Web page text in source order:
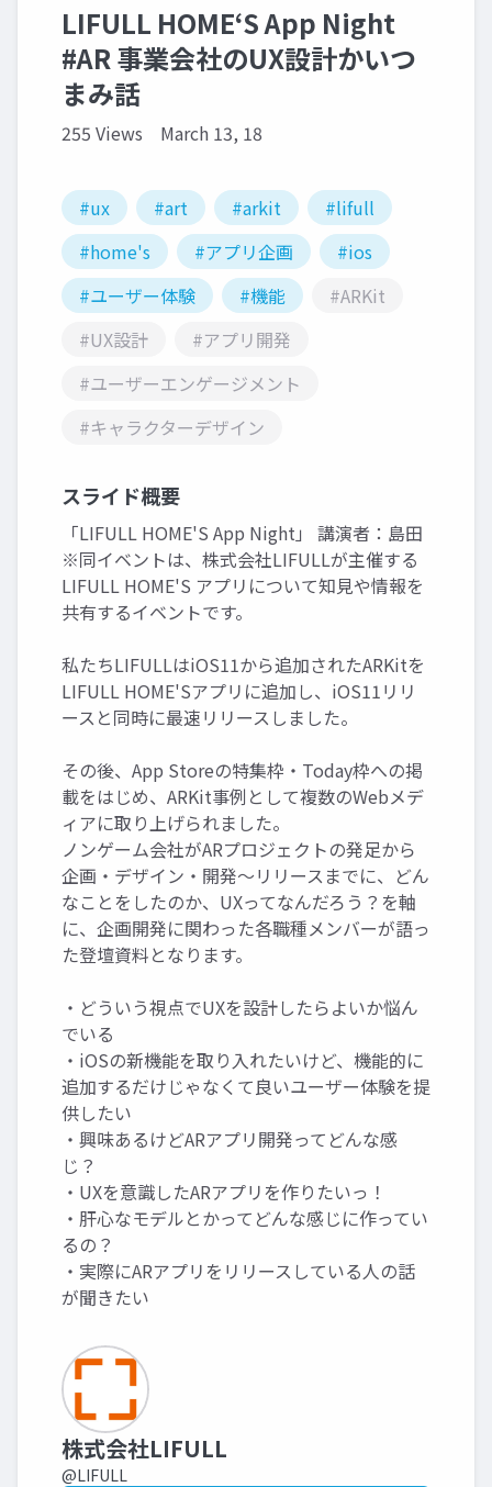
LIFULL HOME‘S App Night
#AR 事業会社のUX設計かいつ
まみ話
255 Views March 13, 18
#ux #art #arkit
#lifull
#home's
#アプリ企画
#ios
#ユーザー体験
#機能
#ARKit
#UX設計
#アプリ開発
#ユーザーエンゲージメント
#キャラクターデザイン
スライド概要
「LIFULL HOME'S App Night」 講演者：島田
※同イベントは、株式会社LIFULLが主催する
LIFULL HOME'S アプリについて知見や情報を
共有するイベントです。
私たちLIFULLはiOS11から追加されたARKitを
LIFULL HOME'Sアプリに追加し、iOS11リリ
ースと同時に最速リリースしました。
その後、App Storeの特集枠・Today枠への掲
載をはじめ、ARKit事例として複数のWebメデ
ィアに取り上げられました。
ノンゲーム会社がARプロジェクトの発足から
企画・デザイン・開発〜リリースまでに、どん
なことをしたのか、UXってなんだろう？を軸
に、企画開発に関わった各職種メンバーが語っ
た登壇資料となります。
・どういう視点でUXを設計したらよいか悩ん
でいる
・iOSの新機能を取り入れたいけど、機能的に
追加するだけじゃなくて良いユーザー体験を提
供したい
・興味あるけどARアプリ開発ってどんな感
じ？
・UXを意識したARアプリを作りたいっ！
・肝心なモデルとかってどんな感じに作ってい
るの？
・実際にARアプリをリリースしている人の話
が聞きたい
株式会社LIFULL
@LIFULL